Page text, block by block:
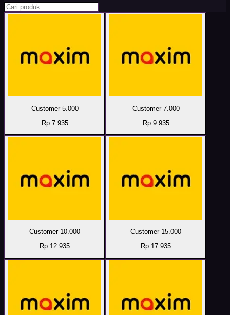
Customer 5.000
Rp 7.935
Customer 7.000
Rp 9.935
Customer 10.000
Rp 12.935
Customer 15.000
Rp 17.935